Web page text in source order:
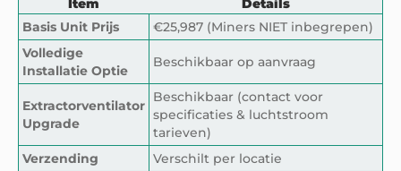
Item
Details
Basis Unit Prijs
€25,987 (Miners NIET inbegrepen)
Volledige
Installatie Optie
Beschikbaar op aanvraag
Extractorventilator
Upgrade
Beschikbaar (contact voor
specificaties & luchtstroom
tarieven)
Verzending
Verschilt per locatie